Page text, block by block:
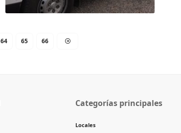
64 65 66
Categorías principales
Locales